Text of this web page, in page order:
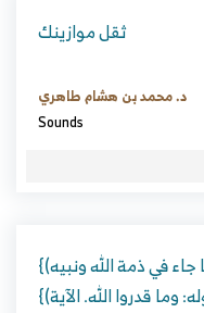
ثقل موازينك
د. محمد بن هشام طاهري
Sounds
من {(باب: ما جاء في ذمة الله ونبيه)}
وما قدروا الله. الآية)}